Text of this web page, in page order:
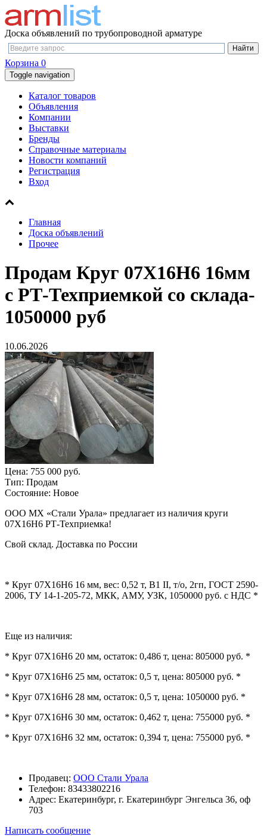
Доска объявлений по трубопроводной арматуре
Корзина 0
Toggle navigation
Каталог товаров
Объявления
Компании
Выставки
Бренды
Справочные материалы
Новости компаний
Регистрация
Вход
Главная
Доска объявлений
Прочее
Продам Круг 07Х16Н6 16мм
с РТ-Техприемкой со склада-
1050000 руб
10.06.2026
Цена: 755 000 руб.
Тип: Продам
Состояние: Новое
ООО МХ «Стали Урала» предлагает из наличия круги
07Х16Н6 РТ-Техприемка!
Свой склад. Доставка по России
* Круг 07Х16Н6 16 мм, вес: 0,52 т, В1 II, т/о, 2гп, ГОСТ 2590-
2006, ТУ 14-1-205-72, МКК, АМУ, УЗК, 1050000 руб. с НДС *
Еще из наличия:
* Круг 07Х16Н6 20 мм, остаток: 0,486 т, цена: 805000 руб. *
* Круг 07Х16Н6 25 мм, остаток: 0,5 т, цена: 805000 руб. *
* Круг 07Х16Н6 28 мм, остаток: 0,5 т, цена: 1050000 руб. *
* Круг 07Х16Н6 30 мм, остаток: 0,462 т, цена: 755000 руб. *
* Круг 07Х16Н6 32 мм, остаток: 0,394 т, цена: 755000 руб. *
Продавец: ООО Стали Урала
Телефон: 83433802216
Адрес: Екатеринбург, г. Екатеринбург Энгельса 36, оф
703
Написать сообщение